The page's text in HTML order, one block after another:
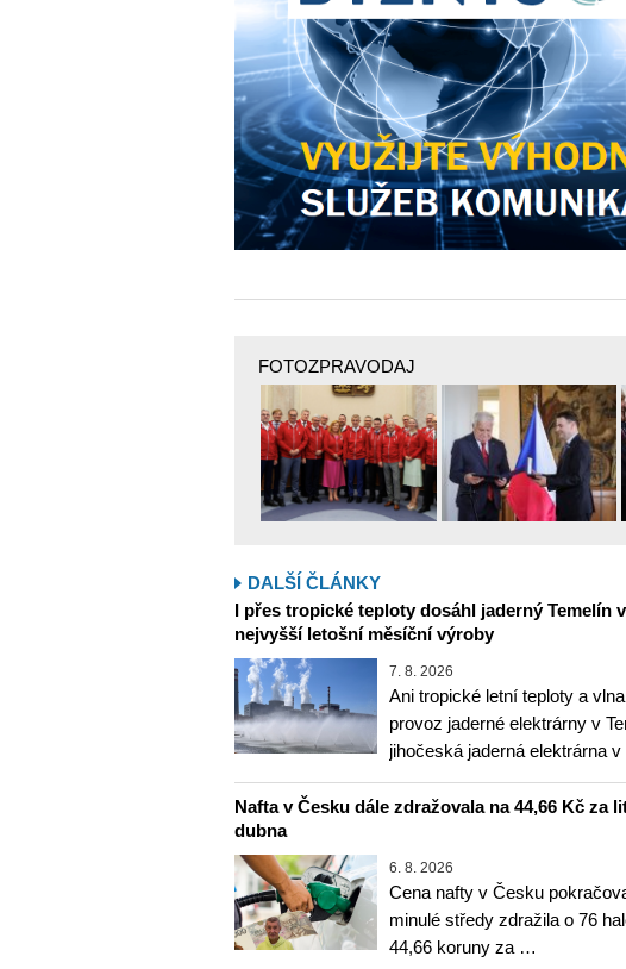
FOTOZPRAVODAJ
DALŠÍ ČLÁNKY
I přes tropické teploty dosáhl jaderný Temelín
nejvyšší letošní měsíční výroby
7. 8. 2026
Ani tropické letní teploty a
provoz jaderné elektrárny v
jihočeská jaderná elektrárna
Nafta v Česku dále zdražovala na 44,66 Kč za
dubna
6. 8. 2026
Cena nafty v Česku
minulé středy zdražila o 76
44,66 koruny za …